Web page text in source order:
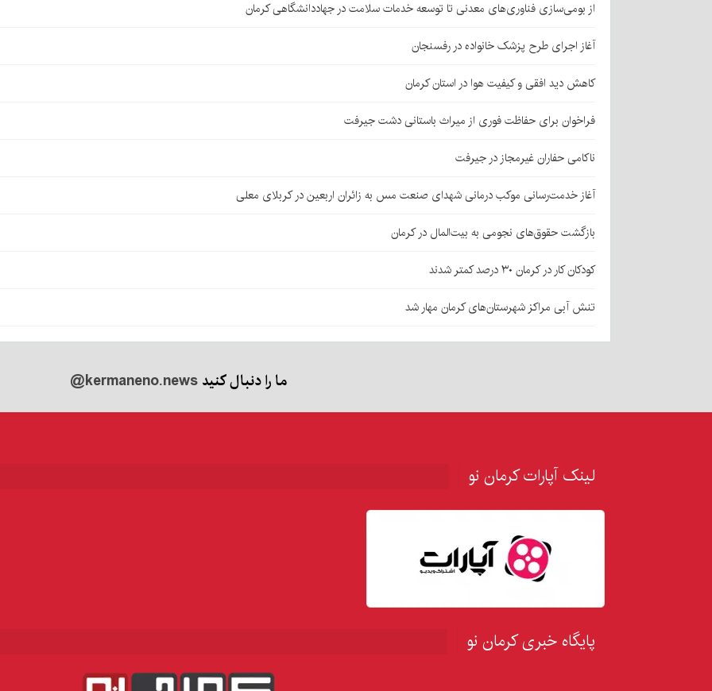
از بومی‌سازی فناوری‌های معدنی تا توسعه خدمات سلامت در جهاددانشگاهی کرمان
آغاز اجرای طرح پزشک خانواده در رفسنجان
کاهش دید افقی و کیفیت هوا در استان کرمان
فراخوان برای حفاظت فوری از میراث باستانی دشت جیرفت
ناکامی حفاران غیرمجاز در جیرفت
آغاز خدمت‌رسانی موکب درمانی شهدای صنعت مس به زائران اربعین در کربلای معلی
بازگشت حقوق‌های نجومی به بیت‌المال در کرمان
کودکان کار در کرمان ۳۰ درصد کمتر شدند
تنش آبی مراکز شهرستان‌های کرمان مهار شد
ما را دنبال کنید@kermaneno.news
لینک آپارات کرمان نو
پایگاه خبری کرمان نو